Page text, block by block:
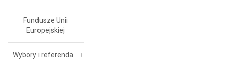
Fundusze Unii
Europejskiej
Wybory i referenda